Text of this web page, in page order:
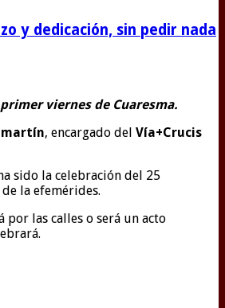
y dedicación, sin pedir nada
viernes de Cuaresma.
, encargado del Vía+Crucis
sido la celebración del 25
la efemérides.
por las calles o será un acto